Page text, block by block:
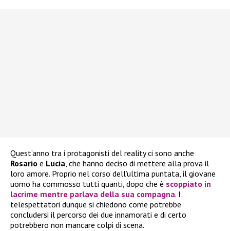
Quest’anno tra i protagonisti del reality ci sono anche
Rosario e Lucia, che hanno deciso di mettere alla prova il
loro amore. Proprio nel corso dell’ultima puntata, il giovane
uomo ha commosso tutti quanti, dopo che è scoppiato in
lacrime mentre parlava della sua compagna. I
telespettatori dunque si chiedono come potrebbe
concludersi il percorso dei due innamorati e di certo
potrebbero non mancare colpi di scena.